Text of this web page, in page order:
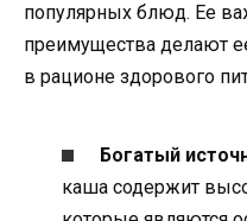
популярных блюд. Ее
преимущества делают
в рационе здорового
Богатый
каша содержит